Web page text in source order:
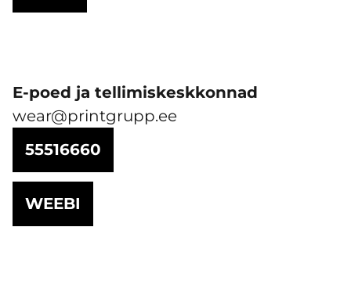
E-poed ja tellimiskeskkonnad
wear@printgrupp.ee
55516660
WEEBI